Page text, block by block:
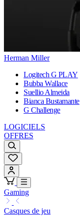
Herman Miller
Logitech G PLAY
Bubba Wallace
Suellio Almeida
Bianca Bustamante
G Challenge
LOGICIELS
OFFRES
Gaming
Casques de jeu